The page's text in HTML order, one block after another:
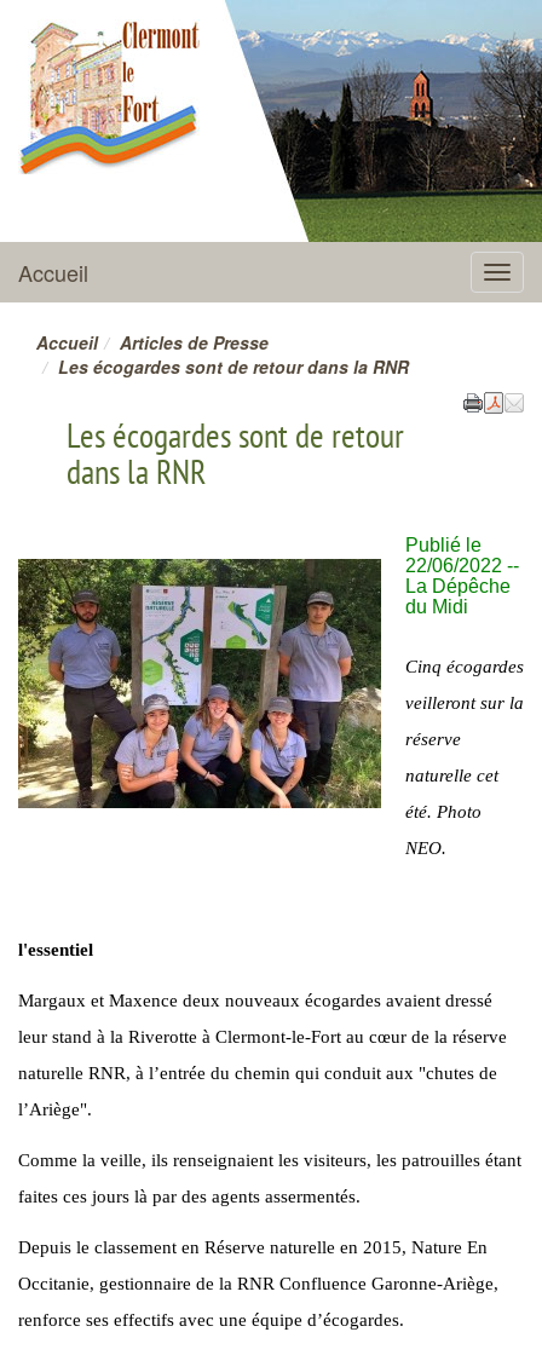
CLERMONT-LE-FORT
Menu
Accueil
Accueil
Articles de Presse
Les écogardes sont de retour dans la RNR
Les écogardes sont de retour
dans la RNR
Publié le
22/06/2022 --
La Dépêche
du Midi
Cinq écogardes
veilleront sur la
réserve
naturelle cet
été. Photo
NEO.
l'essentiel
Margaux et Maxence deux nouveaux écogardes avaient dressé
leur stand à la Riverotte à Clermont-le-Fort au cœur de la réserve
naturelle RNR, à l’entrée du chemin qui conduit aux "chutes de
l’Ariège".
Comme la veille, ils renseignaient les visiteurs, les patrouilles étant
faites ces jours là par des agents assermentés.
Depuis le classement en Réserve naturelle en 2015, Nature En
Occitanie, gestionnaire de la RNR Confluence Garonne-Ariège,
renforce ses effectifs avec une équipe d’écogardes.